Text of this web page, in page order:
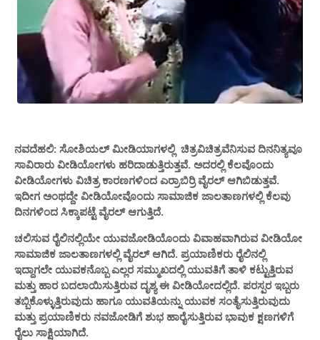
ನವದೆಹಲಿ: ಸೋಶಿಯಲ್ ಮೀಡಿಯಾಗಳಲ್ಲಿ ಚಿತ್ರವಿಚಿತ್ರವೆನಿಸುವ ದಿನನಿತ್ಯವೂ
ಸಾವಿರಾರು ವೀಡಿಯೋಗಳು ಹರಿದಾಡುತ್ತಿರುತ್ತವೆ. ಅದರಲ್ಲಿ ಕೆಲವೊಂದು
ವೀಡಿಯೋಗಳು ವಿಚಿತ್ರ ಕಾರಣಗಳಿಂದ ಎರ್ರಾಬಿರ್ರಿ ವೈರಲ್ ಆಗಿಬಿಡುತ್ತವೆ.
ಇದೀಗ ಅಂಥದ್ದೇ ವೀಡಿಯೋವೊಂದು ಸಾಮಾಜಿಕ ಜಾಲತಾಣಗಳಲ್ಲಿ ಕೆಲವು
ದಿನಗಳಿಂದ ಸಿಕ್ಕಾಪಟ್ಟೆ ವೈರಲ್ ಆಗುತ್ತಿದೆ.
ಚಲಿಸುವ ರೈಲಿನಲ್ಲಿಯೇ ಯುವಜೋಡಿಯೊಂದು ವಿವಾಹವಾಗಿರುವ ವೀಡಿಯೋ
ಸಾಮಾಜಿಕ ಜಾಲತಾಣಗಳಲ್ಲಿ ವೈರಲ್​ ಆಗಿದೆ. ಪ್ರಯಾಣಿಕರು ರೈಲಿನಲ್ಲಿ
ಇದ್ದಾಗಲೇ ಯುವಕನೊಬ್ಬ ಎಲ್ಲರ ಸಮ್ಮುಖದಲ್ಲಿ ಯುವತಿಗೆ ತಾಳಿ ಕಟ್ಟುತ್ತಿರುವ
ಮತ್ತು ಹಾರ ಬದಲಾಯಿಸುತ್ತಿರುವ ದೃಶ್ಯ ಈ ವೀಡಿಯೋದಲ್ಲಿದೆ. ಪರಸ್ಪರ ಇಬ್ಬರು
ತಬ್ಬಿಕೊಳ್ಳುತ್ತಿರುವುದು ಹಾಗೂ ಯುವತಿಯನ್ನು ಯುವಕ ಸಂತೈಸುತ್ತಿರುವುದು
ಮತ್ತು ಪ್ರಯಾಣಿಕರು ನವಜೋಡಿಗೆ ಶುಭ ಹಾರೈಸುತ್ತಿರುವ ಭಾವುಕ ಕ್ಷಣಗಳಿಗೆ
ರೈಲು ಸಾಕ್ಷಿಯಾಗಿದೆ.